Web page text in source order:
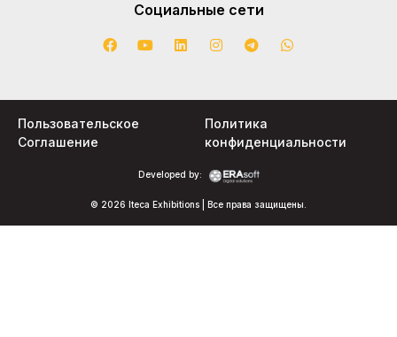
Социальные сети
© 2026 Iteca Exhibitions | Все права защищены.
Developed by:
Пользовательское
Соглашение
Политика
конфиденциальности